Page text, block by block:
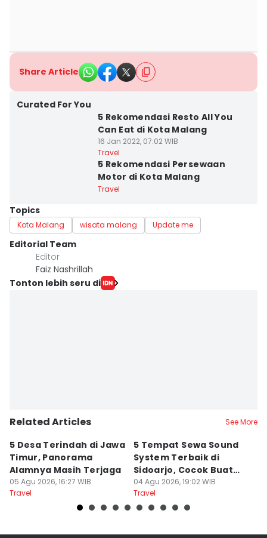
Share Article
Curated For You
5 Rekomendasi Resto All You
Can Eat di Kota Malang
16 Jan 2022, 07:02 WIB
Travel
5 Rekomendasi Persewaan
Motor di Kota Malang
Travel
Topics
Kota Malang wisata malang Update me
Editorial Team
Editor
Faiz Nashrillah
Tonton lebih seru di
Related Articles See More
5 Desa Terindah di Jawa
Timur, Panorama
Alamnya Masih Terjaga
05 Agu 2026, 16:27 WIB
Travel
5 Tempat Sewa Sound
System Terbaik di
Sidoarjo, Cocok Buat
Agustusan
04 Agu 2026, 19:02 WIB
Travel